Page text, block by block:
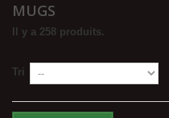
MUGS
Il y a 258 produits.
Tri